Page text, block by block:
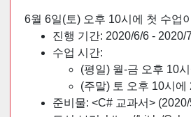
6월 6일(토) 오후 10시에 첫 수업
진행 기간: 2020/6/6 - 2020/
수업 시간:
(평일) 월-금 오후 10
(주말) 토 오후 10시
준비물: <C# 교과서>